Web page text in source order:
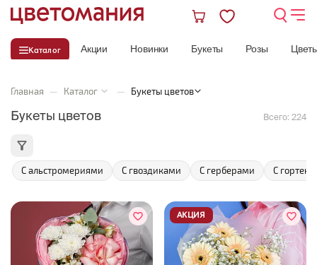
Каталог Акции Новинки Букеты Розы
Главная — Каталог — Букеты цветов
Букеты цветов Всего: 224
С альстромериями С гвоздиками С герберами С
АКЦИЯ